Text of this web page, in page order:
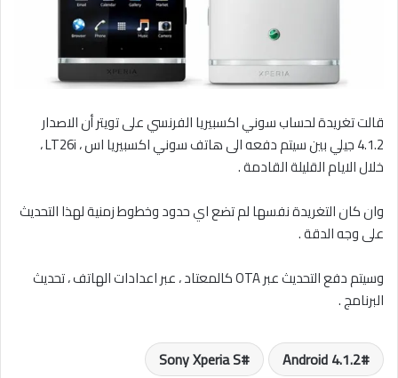
قالت تغريدة لحساب سوني اكسبيريا الفرنسي على تويتر أن الاصدار
4.1.2 جيلي بين سيتم دفعه الى هاتف سوني اكسبيريا اس ، LT26i ،
خلال الايام القليلة القادمة .
وان كان التغريدة نفسها لم تضع اي حدود وخطوط زمنية لهذا التحديث
على وجه الدقة .
وسيتم دفع التحديث عبر OTA كالمعتاد ، عبر اعدادات الهاتف ، تحديث
البرنامج .
Android 4.1.2
Sony Xperia S